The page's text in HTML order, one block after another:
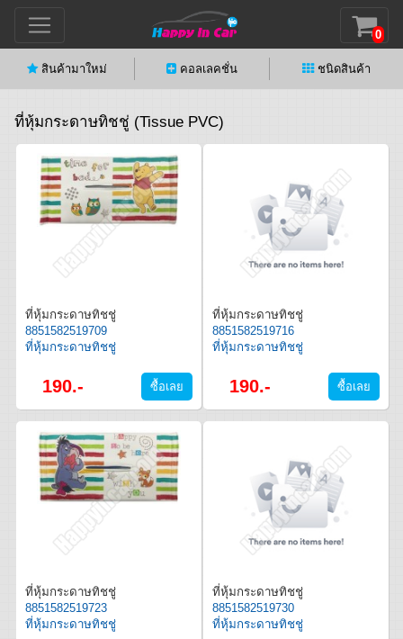
0
สินค้ามาใหม่ คอลเลคชั่น ชนิดสินค้า
ที่หุ้มกระดาษทิชชู่ (Tissue PVC)
ที่หุ้มกระดาษทิชชู่
8851582519709
ที่หุ้มกระดาษทิชชู่
190.-
ที่หุ้มกระดาษทิชชู่
8851582519716
ที่หุ้มกระดาษทิชชู่
190.-
ที่หุ้มกระดาษทิชชู่
8851582519723
ที่หุ้มกระดาษทิชชู่
ที่หุ้มกระดาษทิชชู่
8851582519730
ที่หุ้มกระดาษทิชชู่